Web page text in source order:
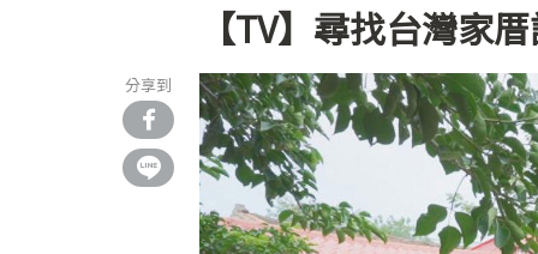
【TV】尋找台灣家
分享到